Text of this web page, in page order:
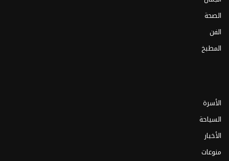
الصحة
الفن
المطبخ
الأسرة
السياحة
الأخبار
منوعات